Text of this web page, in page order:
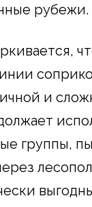
рубежи.
и
группы,